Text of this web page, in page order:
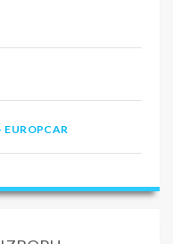
EUROPCAR